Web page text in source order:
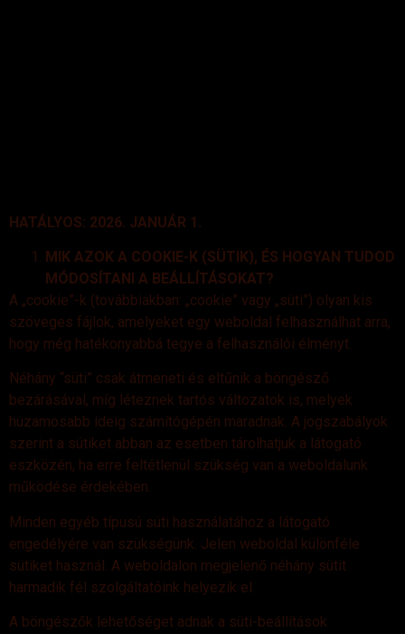
HATÁLYOS: 2026. JANUÁR 1.
MIK AZOK A COOKIE-K (SÜTIK), ÉS HOGYAN TUDOD
MÓDOSÍTANI A BEÁLLÍTÁSOKAT?
A „cookie”-k (továbbiakban: „cookie” vagy „süti”) olyan kis
szöveges fájlok, amelyeket egy weboldal felhasználhat arra,
hogy még hatékonyabbá tegye a felhasználói élményt.
Néhány “süti” csak átmeneti és eltűnik a böngésző
bezárásával, míg léteznek tartós változatok is, melyek
huzamosabb ideig számítógépén maradnak. A jogszabályok
szerint a sütiket abban az esetben tárolhatjuk a látogató
eszközén, ha erre feltétlenül szükség van a weboldalunk
működése érdekében.
Minden egyéb típusú süti használatához a látogató
engedélyére van szükségünk. Jelen weboldal különféle
sütiket használ. A weboldalon megjelenő néhány sütit
harmadik fél szolgáltatóink helyezik el.
A böngészők lehetőséget adnak a süti-beállítások